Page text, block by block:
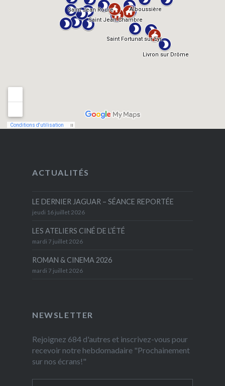
ACTUALITÉS
LE DERNIER JAGUAR – SÉANCE REPORTÉE
jeudi 16 juillet 2026
LES ATELIERS CINÉ DE L’ÉTÉ
mardi 7 juillet 2026
ROMAN & CINEMA 2026
mardi 7 juillet 2026
NEWSLETTER
Rejoignez 684 d'autres et inscrivez-vous pour
recevoir notre hebdomadaire "Prochainement
sur nos écrans!"